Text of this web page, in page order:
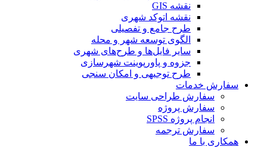
نقشه GIS
نقشه اتوکد شهری
طرح جامع و تفصیلی
الگوی توسعه شهر و محله
سایر فایل‌ها و طرح‌های شهری
جزوه و پاورپوینت شهرسازی
طرح توجیهی و امکان سنجی
سفارش خدمات
سفارش طراحی سایت
سفارش پروژه
انجام پروژه SPSS
سفارش ترجمه
همکاری با ما